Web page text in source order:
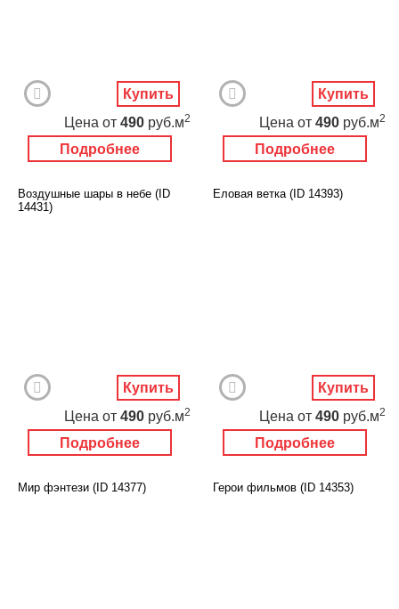
Подробнее
Цена от 490 руб.м2
Купить
Подробнее
Цена от 490 руб.м2
Купить
Воздушные шары в небе (ID
14431)
Подробнее
Цена от 490 руб.м2
Купить
Еловая ветка (ID 14393)
Подробнее
Цена от 490 руб.м2
Купить
Мир фэнтези (ID 14377) Герои фильмов (ID 14353)